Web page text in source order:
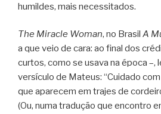
humildes, mais necessitados.
The Miracle Woman, no Brasil A
a que veio de cara: ao final dos
curtos, como se usava na época –,
versículo de Mateus: “Cuidado
que aparecem em trajes de
(Ou, numa tradução que encontro